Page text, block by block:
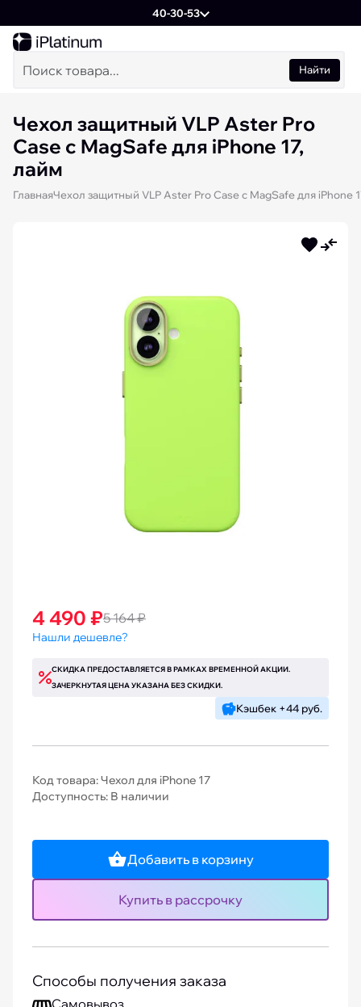
40-30-53
Найти
Чехол защитный VLP Aster Pro
Case с MagSafe для iPhone 17,
лайм
ГлавнаяЧехол защитный VLP Aster Pro Case с MagSafe для iPhone
4 490 ₽5 164 ₽
Нашли дешевле?
СКИДКА ПРЕДОСТАВЛЯЕТСЯ В РАМКАХ ВРЕМЕННОЙ АКЦИИ.
ЗАЧЕРКНУТАЯ ЦЕНА УКАЗАНА БЕЗ СКИДКИ.
Кэшбек +44 руб.
Код товара: Чехол для iPhone 17
Доступность: В наличии
Добавить в корзину
Купить в рассрочку
Способы получения заказа